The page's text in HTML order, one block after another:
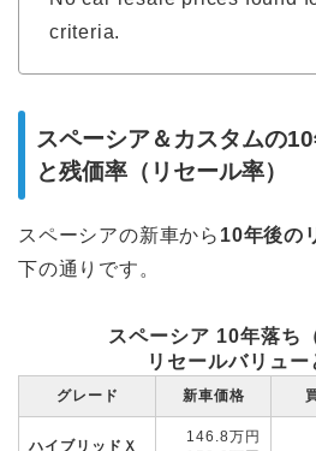
criteria.
スペーシア＆カスタムの
と残価率（リセール率）
スペーシアの新車から 10年後の
下の通りです。
スペーシア 10年落ち
リセールバリュー
グレード 新車価格
ハイブリッドＸ
146.8万円